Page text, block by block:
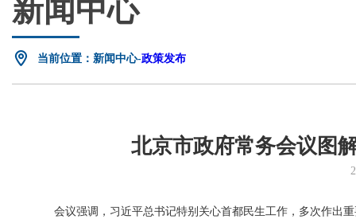
新闻中心
当前位置：新闻中心-政策发布
北京市政府常务会议图
会议强调，习近平总书记特别关心首都民生工作，多次作出重